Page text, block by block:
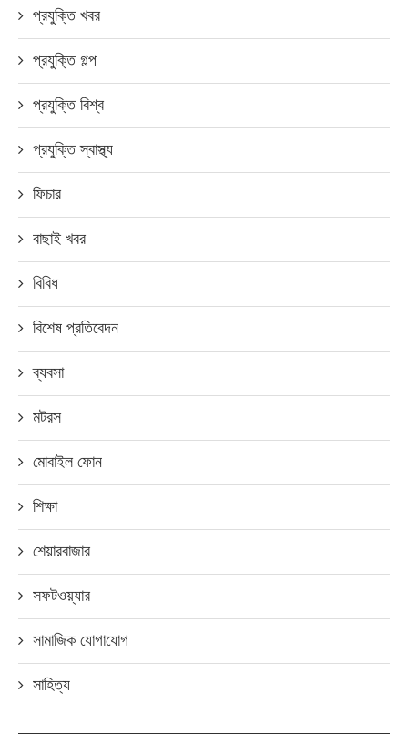
প্রযুক্তি খবর
প্রযুক্তি গল্প
প্রযুক্তি বিশ্ব
প্রযুক্তি স্বাস্থ্য
ফিচার
বাছাই খবর
বিবিধ
বিশেষ প্রতিবেদন
ব্যবসা
মটরস
মোবাইল ফোন
শিক্ষা
শেয়ারবাজার
সফটওয়্যার
সামাজিক যোগাযোগ
সাহিত্য